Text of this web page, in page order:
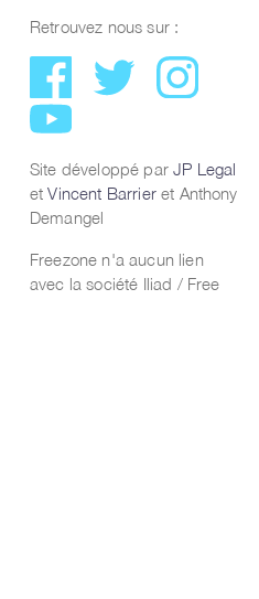
Retrouvez nous sur :
Site développé parJP Legal
etVincent Barrieret Anthony
Demangel
Freezone n'a aucun lien
avec la société Iliad / Free